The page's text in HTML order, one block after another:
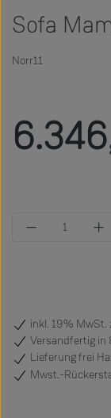
Sofa
Norr11
Produkt
inkl. 19% MwSt.
Versandfertig in
Lieferung frei
Mwst.-